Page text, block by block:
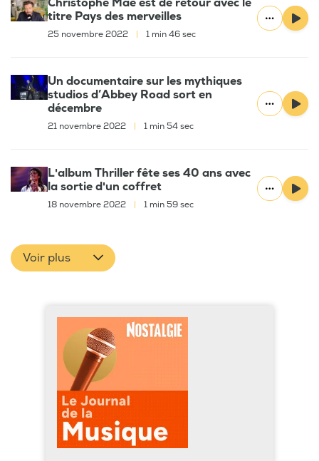
Christophe Maé est de retour avec le
titre Pays des merveilles
25 novembre 2022 1 min 46 sec
Un documentaire sur les mythiques
studios d’Abbey Road sort en
décembre
21 novembre 2022 1 min 54 sec
L'album Thriller fête ses 40 ans avec
la sortie d'un coffret
18 novembre 2022 1 min 59 sec
Voir plus